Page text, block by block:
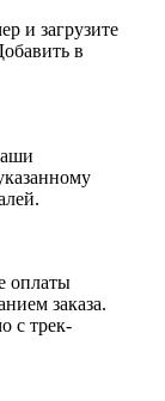
и загрузите
в
оплаты
заказа.
с трек-